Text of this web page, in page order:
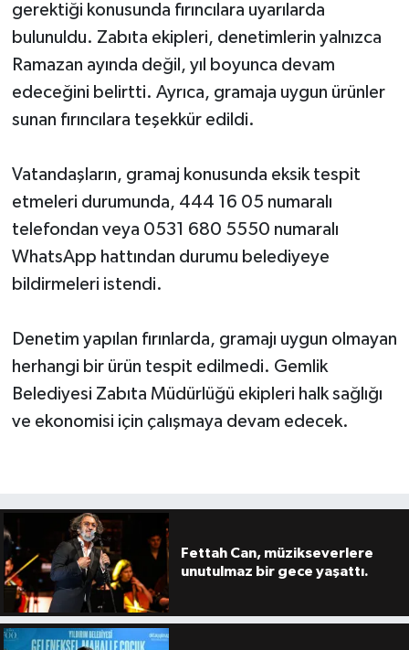
gerektiği konusunda fırıncılara uyarılarda
bulunuldu. Zabıta ekipleri, denetimlerin yalnızca
Ramazan ayında değil, yıl boyunca devam
edeceğini belirtti. Ayrıca, gramaja uygun ürünler
sunan fırıncılara teşekkür edildi.
Vatandaşların, gramaj konusunda eksik tespit
etmeleri durumunda, 444 16 05 numaralı
telefondan veya 0531 680 5550 numaralı
WhatsApp hattından durumu belediyeye
bildirmeleri istendi.
Denetim yapılan fırınlarda, gramajı uygun olmayan
herhangi bir ürün tespit edilmedi. Gemlik
Belediyesi Zabıta Müdürlüğü ekipleri halk sağlığı
ve ekonomisi için çalışmaya devam edecek.
Fettah Can, müzikseverlere
unutulmaz bir gece yaşattı.